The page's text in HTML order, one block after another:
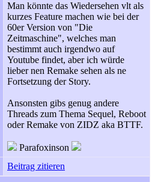
Man könnte das Wiedersehen vlt als
kurzes Feature machen wie bei der
60er Version von "Die
Zeitmaschine", welches man
bestimmt auch irgendwo auf
Youtube findet, aber ich würde
lieber nen Remake sehen als ne
Fortsetzung der Story.
Ansonsten gibs genug andere
Threads zum Thema Sequel, Reboot
oder Remake von ZIDZ aka BTTF.
Parafoxinson
Beitrag zitieren